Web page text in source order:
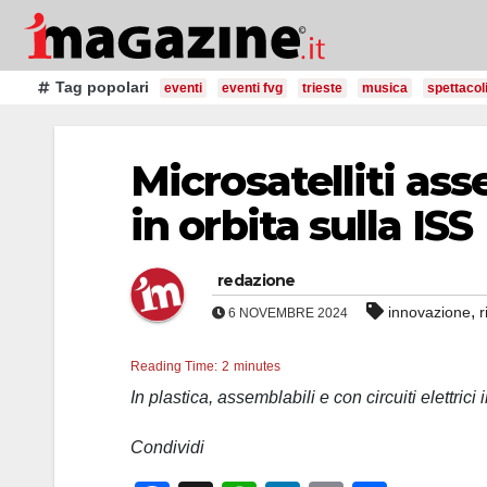
Salta
contenutoTag popolari eventi eventi fvg trieste musica spettacoli
Microsatelliti
in orbita sulla ISS
redazione
6 NOVEMBRE 2024 innovazione,
Reading Time: 2 minutes
In plastica, assemblabili e con circuiti
Condividi